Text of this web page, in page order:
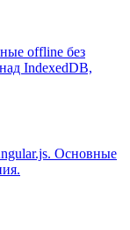
offline без
IndexedDB,
Основные